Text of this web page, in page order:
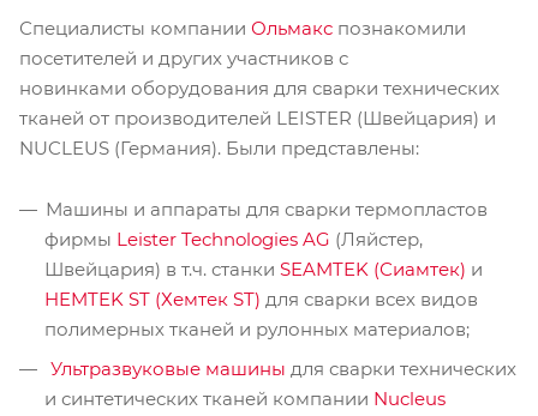
Специалисты компании Ольмакс познакомили
посетителей и других участников с
новинками оборудования для сварки технических
тканей от производителей LEISTER (Швейцария) и
NUCLEUS (Германия). Были представлены:
Машины и аппараты для сварки термопластов
фирмы Leister Technologies AG (Ляйстер,
Швейцария) в т.ч. станки SEAMTEK (Сиамтек) и
HEMTEK ST (Хемтек ST) для сварки всех видов
полимерных тканей и рулонных материалов;
Ультразвуковые машины для сварки технических
и синтетических тканей компании Nucleus